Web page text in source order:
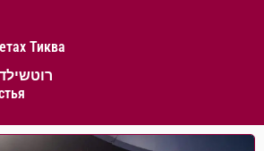
Тиква
רוטשילד 107, פתח